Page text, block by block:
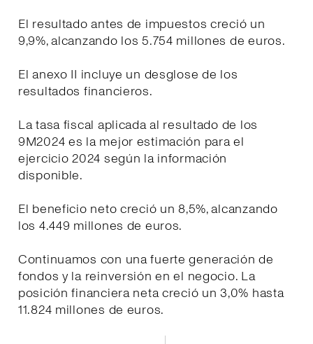
El resultado antes de impuestos creció un
9,9%, alcanzando los 5.754 millones de euros.
El anexo II incluye un desglose de los
resultados financieros.
La tasa fiscal aplicada al resultado de los
9M2024 es la mejor estimación para el
ejercicio 2024 según la información
disponible.
El beneficio neto creció un 8,5%, alcanzando
los 4.449 millones de euros.
Continuamos con una fuerte generación de
fondos y la reinversión en el negocio. La
posición financiera neta creció un 3,0% hasta
11.824 millones de euros.